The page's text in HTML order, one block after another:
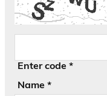
Enter code *
Name *